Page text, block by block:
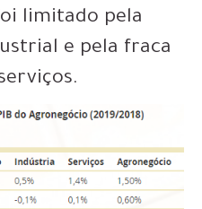
limitado pela
e pela fraca